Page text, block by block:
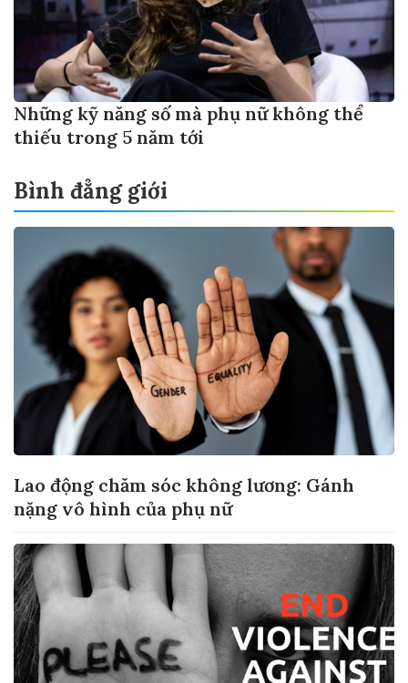
Những kỹ năng số mà phụ nữ không thể
thiếu trong 5 năm tới
Bình đẳng giới
Lao động chăm sóc không lương: Gánh
nặng vô hình của phụ nữ